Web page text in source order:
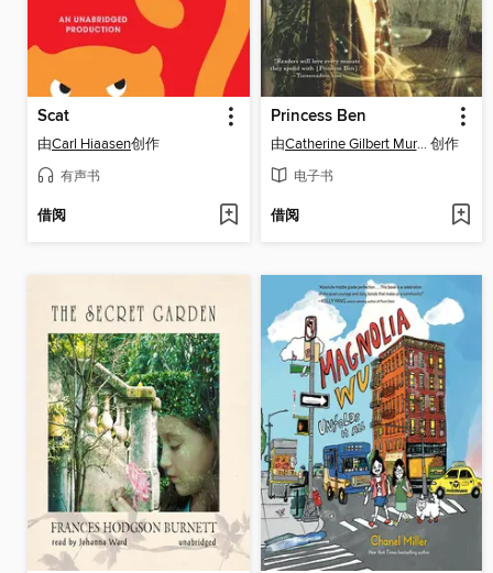
Scat
由Carl Hiaasen创作
有声书
借阅
Princess Ben
由 Catherine Gilbert Murdock 创作
电子书
借阅